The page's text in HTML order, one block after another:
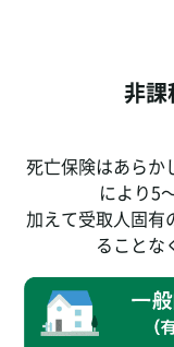
非課
死亡保険はあらか
により5
加えて受取人固有
ることな